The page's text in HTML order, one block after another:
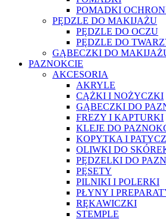
POMADKI
PĘDZLE DO MAKIJAŻU
PĘDZLE DO OCZU
PĘDZLE DO
GĄBECZKI DO
PAZNOKCIE
AKCESORIA
AKRYLE
CĄŻKI I NOŻYCZKI
GĄBECZKI DO
FREZY I KAPTURKI
KLEJE DO
KOPYTKA I
OLIWKI DO
PĘDZELKI DO
PĘSETY
PILNIKI I POLERKI
PŁYNY I
RĘKAWICZKI
STEMPLE